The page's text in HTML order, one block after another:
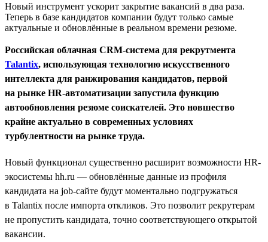
Новый инструмент ускорит закрытие вакансий в два раза.
Теперь в базе кандидатов компании будут только самые
актуальные и обновлённые в реальном времени резюме.
Российская облачная CRM-система для рекрутмента
Talantix, использующая технологию искусственного
интеллекта для ранжирования кандидатов, первой
на рынке HR-автоматизации запустила функцию
автообновления резюме соискателей. Это новшество
крайне актуально в современных условиях
турбулентности на рынке труда.
Новый функционал существенно расширит возможности HR-
экосистемы hh.ru — обновлённые данные из профиля
кандидата на job-сайте будут моментально подгружаться
в Talantix после импорта откликов. Это позволит рекрутерам
не пропустить кандидата, точно соответствующего открытой
вакансии.